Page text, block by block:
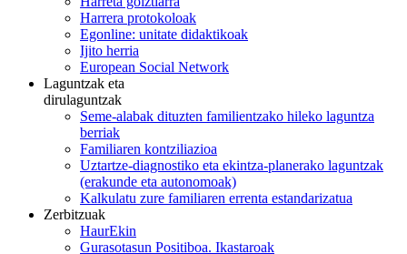
Harrera protokoloak
Egonline: unitate didaktikoak
Ijito herria
European Social Network
Laguntzak eta
dirulaguntzak
Seme-alabak dituzten familientzako hileko laguntza
berriak
Familiaren kontziliazioa
Uztartze-diagnostiko eta ekintza-planerako laguntzak
(erakunde eta autonomoak)
Kalkulatu zure familiaren errenta estandarizatua
Zerbitzuak
HaurEkin
Gurasotasun Positiboa. Ikastaroak